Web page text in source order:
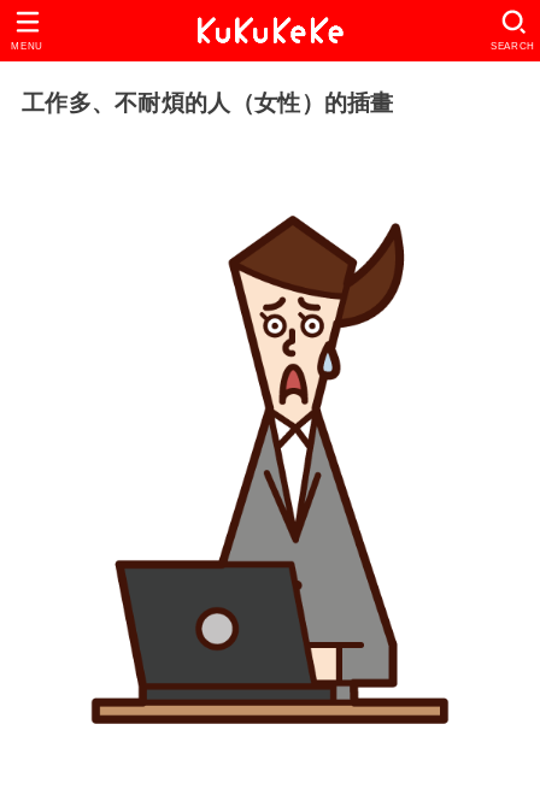
SEARCH
MENU
工作多、不耐煩的人（女性）的插畫